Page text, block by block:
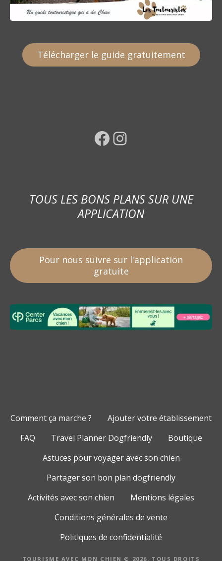
Télécharger le guide gratuitement
Facebook Instagram
TOUS LES BONS PLANS SUR UNE
APPLICATION
Pour nous suivre sur l'application
gratuite
Comment ça marche ?
Ajouter votre établissement
FAQ
Travel Planner Dogfriendly
Boutique
Astuces pour voyager avec son chien
Partager son bon plan dogfriendly
Activités avec son chien
Mentions légales
Conditions générales de vente
Politiques de confidentialité
TOURISME AVEC MON CHIEN © 2026. TOUS DROITS